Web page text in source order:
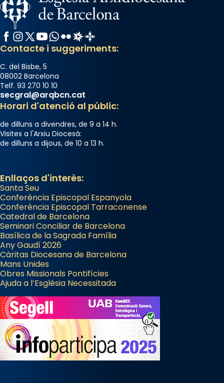
Facebook
Instagram
X / Twitter
YouTube
WhatsApp
FlickrRadio Estel
Catalunya Cristiana
Contacte i suggeriments:
C. del Bisbe, 5
08002 Barcelona
Telf. 93 270 10 10
secgral@arqbcn.cat
Horari d'atenció al públic:
de dilluns a divendres, de 9 a 14 h.
Visites a l'Arxiu Diocesà:
de dilluns a dijous, de 10 a 13 h.
Enllaços d'interès:
Santa Seu
Conferència Episcopal Espanyola
Conferència Episcopal Tarraconense
Catedral de Barcelona
Seminari Conciliar de Barcelona
Basílica de la Sagrada Família
Any Gaudí 2026
Càritas Diocesana de Barcelona
Mans Unides
Obres Missionals Pontifícies
Ajuda a l’Església Necessitada